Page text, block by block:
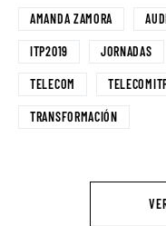
AMANDA ZAMORA
ITP2019 JORNADAS
TELECOM
TRANSFORMACIÓN